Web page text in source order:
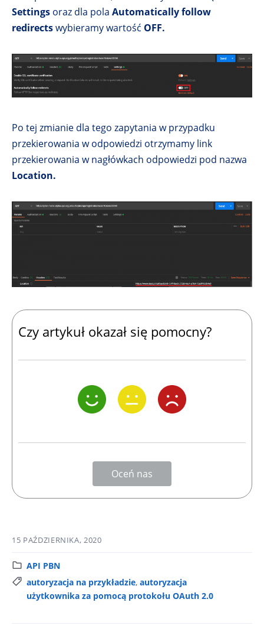
Settings oraz dla pola Automatically follow
redirectswybieramy wartość OFF.
Po tej zmianie dla tego zapytania w przypadku
przekierowania w odpowiedzi otrzymamy link
przekierowania w nagłówkach odpowiedzi pod nazwa
Location.
Czy artykuł okazał się pomocny?
Oceń nas
15 PAŹDZIERNIKA, 2020
K
a
t
API PBN
T
a
autoryzacja na przykładzie, autoryzacja
użytkownika za pomocą protokołu OAuth 2.0